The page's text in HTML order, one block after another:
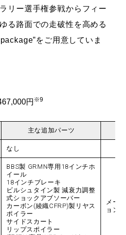
リー選手権参戦からフィー
る路面での走破性を高める
をご用意していま
円 ※9
主な追加パーツ
なし
BBS製 GRMN専用18インチホ
イール
18インチブレーキ
ビルシュタイン製 減衰力調整
式ショックアブソーバー
カーボン(綾織CFRP)製リヤス
ポイラー
サイドスカート
リップスポイラー
メー
ョン